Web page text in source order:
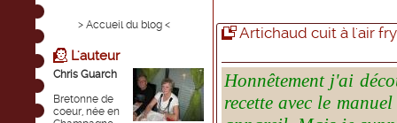
> Accueil du blog <
L'auteur
Chris Guarch
Bretonne de
coeur, née en
Artichaud cuit à l'air
Honnêtement j'ai
recette avec le